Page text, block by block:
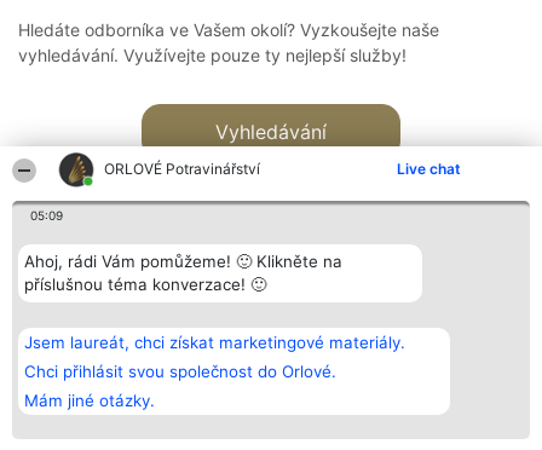
ORLOVÉ Potravinářství Live chat
05:09
Ahoj, rádi Vám pomůžeme! 🙂 Klikněte na
příslušnou téma konverzace! 🙂
Jsem laureát, chci získat marketingové materiály.
Chci přihlásit svou společnost do Orlové.
Mám jiné otázky.
Hledáte odborníka ve Vašem okolí? Vyzkoušejte naše
vyhledávání. Využívejte pouze ty nejlepší služby!
Vyhledávání
Bright Side Solutions sp. z o.
o. sp. k.
ul. Ruska 22
Wrocław 50-079
KRS 0000749100 | Regon
381313360 | NIP 8943132676
Vítězové
Seznam všech
laureátů
Zásady
Zásady
Kontakt